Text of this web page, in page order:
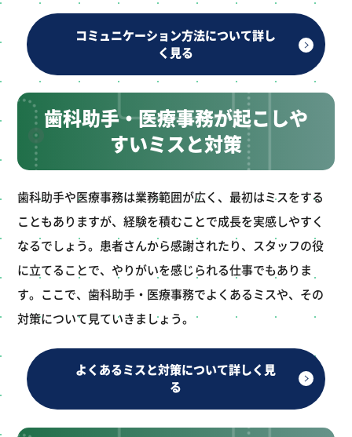
コミュニケーション方法について詳し
く見る
歯科助手・医療事務が起こしや
すいミスと対策
歯科助手や医療事務は業務範囲が広く、最初はミスをする
こともありますが、経験を積むことで成長を実感しやすく
なるでしょう。患者さんから感謝されたり、スタッフの役
に立てることで、やりがいを感じられる仕事でもありま
す。ここで、歯科助手・医療事務でよくあるミスや、その
対策について見ていきましょう。
よくあるミスと対策について詳しく見
る